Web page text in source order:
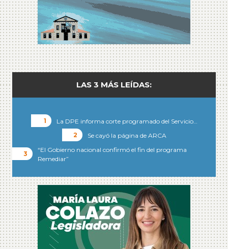
LAS 3 MÁS LEÍDAS:
La DPE informa corte programado del Servicio…
Se cayó la página de ARCA
“El Gobierno nacional confirmó el fin del programa
Remediar”